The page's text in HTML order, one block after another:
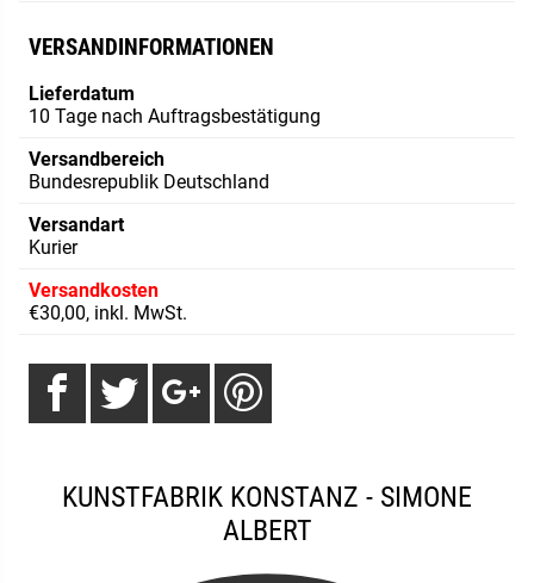
VERSANDINFORMATIONEN
Lieferdatum
10 Tage nach Auftragsbestätigung
Versandbereich
Bundesrepublik Deutschland
Versandart
Kurier
Versandkosten
€30,00, inkl. MwSt.
KUNSTFABRIK KONSTANZ - SIMONE
ALBERT